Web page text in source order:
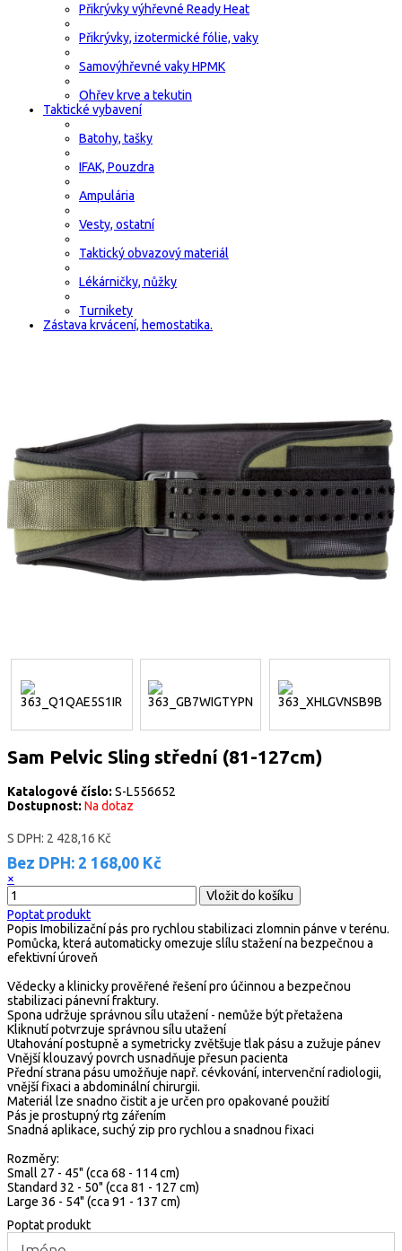
Přikrývky výhřevné Ready Heat
Přikrývky, izotermické fólie, vaky
Samovýhřevné vaky HPMK
Ohřev krve a tekutin
Taktické vybavení
Batohy, tašky
IFAK, Pouzdra
Ampulária
Vesty, ostatní
Taktický obvazový materiál
Lékárničky, nůžky
Turnikety
Zástava krvácení, hemostatika.
Sam Pelvic Sling střední (81-127cm)
Katalogové číslo: S-L556652
Dostupnost: Na dotaz
S DPH: 2 428,16 Kč
Bez DPH: 2 168,00 Kč
×
Poptat produkt
Popis Imobilizační pás pro rychlou stabilizaci zlomnin pánve v terénu.
Pomůcka, která automaticky omezuje slílu stažení na bezpečnou a
efektivní úroveň
Vědecky a klinicky prověřené řešení pro účinnou a bezpečnou
stabilizaci pánevní fraktury.
Spona udržuje správnou sílu utažení - nemůže být přetažena
Kliknutí potvrzuje správnou sílu utažení
Utahování postupně a symetricky zvětšuje tlak pásu a zužuje pánev
Vnější klouzavý povrch usnadňuje přesun pacienta
Přední strana pásu umožňuje např. cévkování, intervenční radiologii,
vnější fixaci a abdominální chirurgii.
Materiál lze snadno čistit a je určen pro opakované použití
Pás je prostupný rtg zářením
Snadná aplikace, suchý zip pro rychlou a snadnou fixaci
Rozměry:
Small 27 - 45" (cca 68 - 114 cm)
Standard 32 - 50" (cca 81 - 127 cm)
Large 36 - 54" (cca 91 - 137 cm)
Poptat produkt